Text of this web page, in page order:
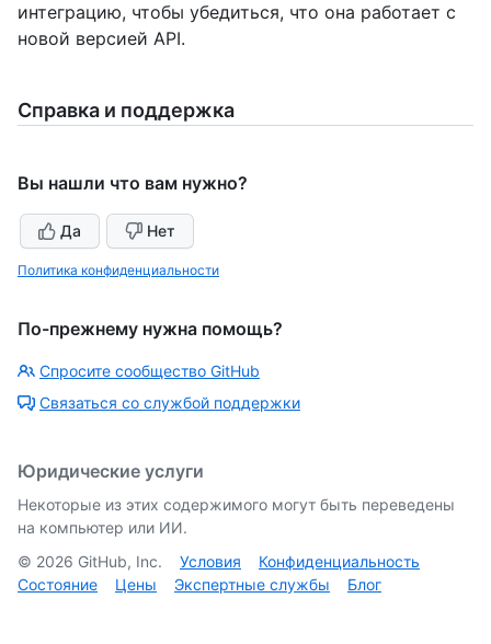
интеграцию, чтобы убедиться, что она работает с
новой версией API.
Справка и поддержка
Вы нашли что вам нужно?
Да Нет
Политика конфиденциальности
По-прежнему нужна помощь?
Спросите сообщество GitHub
Связаться со службой поддержки
Юридические услуги
Некоторые из этих содержимого могут быть переведены
на компьютер или ИИ.
© 2026 GitHub, Inc. Условия
Конфиденциальность
Состояние
Цены Экспертные службы Блог